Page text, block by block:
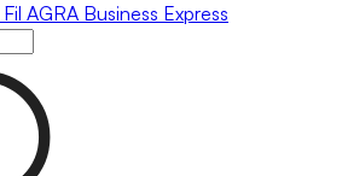
Fil AGRA Business Express